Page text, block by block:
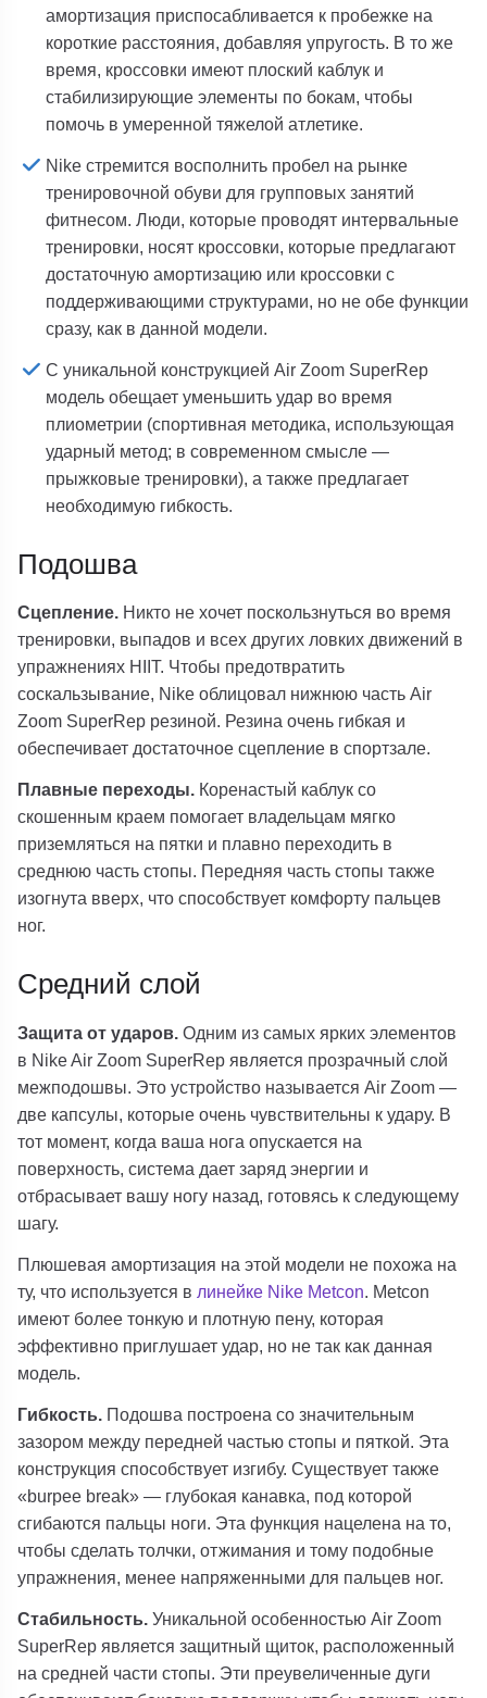
амортизация приспосабливается к пробежке на
короткие расстояния, добавляя упругость. В то же
время, кроссовки имеют плоский каблук и
стабилизирующие элементы по бокам, чтобы
помочь в умеренной тяжелой атлетике.
Nike стремится восполнить пробел на рынке
тренировочной обуви для групповых занятий
фитнесом. Люди, которые проводят интервальные
тренировки, носят кроссовки, которые предлагают
достаточную амортизацию или кроссовки с
поддерживающими структурами, но не обе функции
сразу, как в данной модели.
С уникальной конструкцией Air Zoom SuperRep
модель обещает уменьшить удар во время
плиометрии (спортивная методика, использующая
ударный метод; в современном смысле —
прыжковые тренировки), а также предлагает
необходимую гибкость.
Подошва
Сцепление. Никто не хочет поскользнуться во время
тренировки, выпадов и всех других ловких движений в
упражнениях HIIT. Чтобы предотвратить
соскальзывание, Nike облицовал нижнюю часть Air
Zoom SuperRep резиной. Резина очень гибкая и
обеспечивает достаточное сцепление в спортзале.
Плавные переходы. Коренастый каблук со
скошенным краем помогает владельцам мягко
приземляться на пятки и плавно переходить в
среднюю часть стопы. Передняя часть стопы также
изогнута вверх, что способствует комфорту пальцев
ног.
Средний слой
Защита от ударов.Одним из самых ярких элементов
в Nike Air Zoom SuperRep является прозрачный слой
межподошвы. Это устройство называется Air Zoom —
две капсулы, которые очень чувствительны к удару. В
тот момент, когда ваша нога опускается на
поверхность, система дает заряд энергии и
отбрасывает вашу ногу назад, готовясь к следующему
шагу.
Плюшевая амортизация на этой модели не похожа на
ту, что используется в линейке Nike Metcon . Metcon
имеют более тонкую и плотную пену, которая
эффективно приглушает удар, но не так как данная
модель.
Гибкость. Подошва построена со значительным
зазором между передней частью стопы и пяткой. Эта
конструкция способствует изгибу. Существует также
«burpee break» — глубокая канавка, под которой
сгибаются пальцы ноги. Эта функция нацелена на то,
чтобы сделать толчки, отжимания и тому подобные
упражнения, менее напряженными для пальцев ног.
Стабильность.Уникальной особенностью Air Zoom
SuperRep является защитный щиток, расположенный
на средней части стопы. Эти преувеличенные дуги